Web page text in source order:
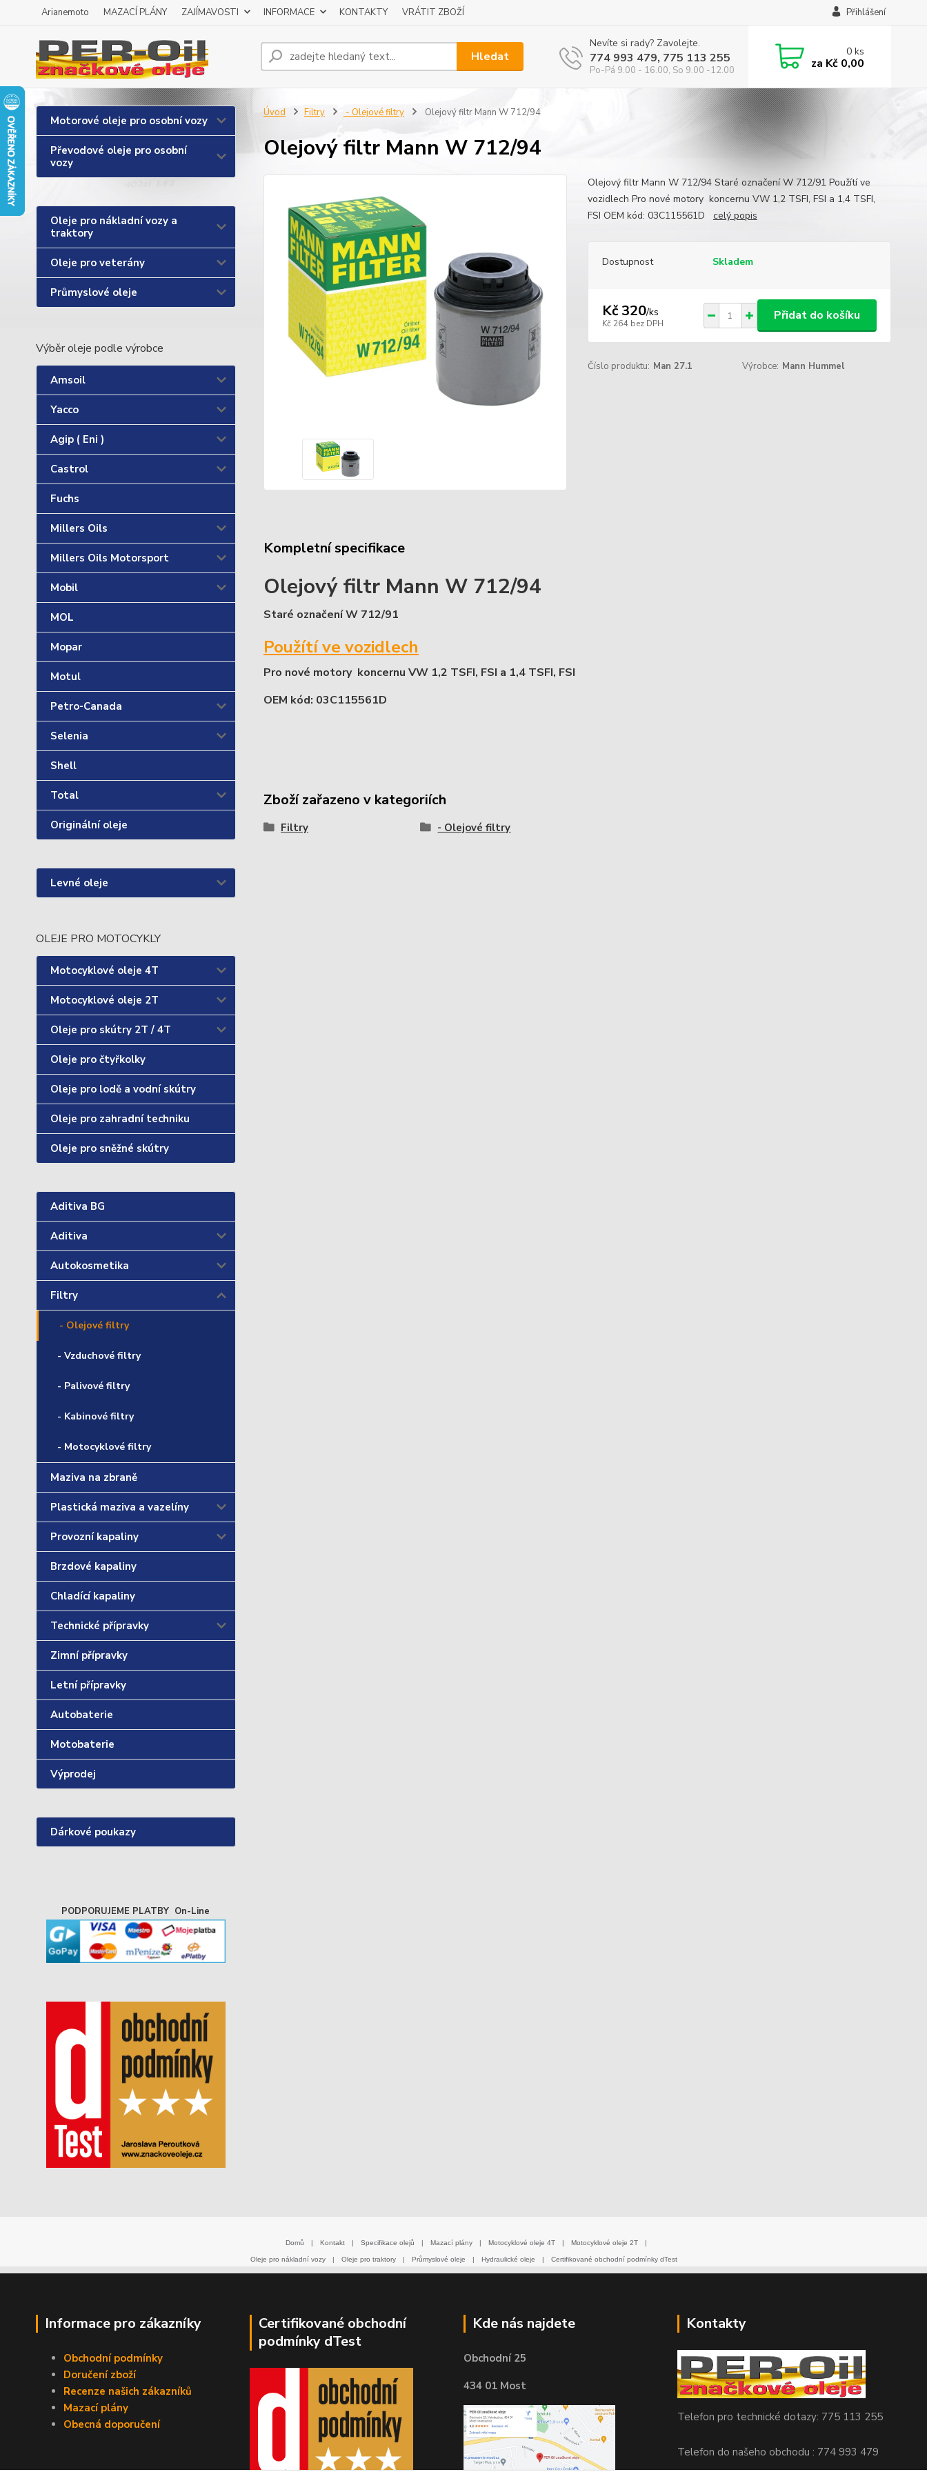
Arianemoto MAZACÍ PLÁNY ZAJÍMAVOSTI INFORMACE KONTAKTY VRÁTIT ZBOŽÍ Přihlášení
Hledat
Nevíte si rady? Zavolejte.
774 993 479, 775 113 255
Po-Pá 9.00 - 16.00, So 9.00 -12.00
0ks
za Kč 0,00
Motorové oleje pro osobní vozy
Převodové oleje pro osobní
vozy
Oleje pro nákladní vozy a
traktory
Oleje pro veterány
Průmyslové oleje
Výběr oleje podle výrobce
Amsoil
Yacco
Agip ( Eni )
Castrol
Fuchs
Millers Oils
Millers Oils Motorsport
Mobil
MOL
Mopar
Motul
Petro-Canada
Selenia
Shell
Total
Originální oleje
Levné oleje
OLEJE PRO MOTOCYKLY
Motocyklové oleje 4T
Motocyklové oleje 2T
Oleje pro skútry 2T / 4T
Oleje pro čtyřkolky
Oleje pro lodě a vodní skútry
Oleje pro zahradní techniku
Oleje pro sněžné skútry
Aditiva BG
Aditiva
Autokosmetika
Filtry
- Olejové filtry
- Vzduchové filtry
- Palivové filtry
- Kabinové filtry
- Motocyklové filtry
Maziva na zbraně
Plastická maziva a vazelíny
Provozní kapaliny
Brzdové kapaliny
Chladící kapaliny
Technické přípravky
Zimní přípravky
Letní přípravky
Autobaterie
Motobaterie
Výprodej
Dárkové poukazy
PODPORUJEME PLATBY On-Line
Úvod Filtry - Olejové filtry Olejový filtr Mann W 712/94
Olejový filtr Mann W 712/94
Olejový filtr Mann W 712/94 Staré označení W 712/91 Použítí ve
vozidlech Pro nové motory koncernu VW 1,2 TSFI, FSI a 1,4 TSFI,
FSI OEM kód: 03C115561D celý popis
Dostupnost Skladem
Kč 320/ks
Kč 264 bez DPH
Přidat do košíku
Číslo produktu: Man 27.1 Výrobce: Mann Hummel
Kompletní specifikace
Olejový filtr Mann W 712/94
Staré označení W 712/91
Použítí ve vozidlech
Pro nové motory koncernu VW 1,2 TSFI, FSI a 1,4 TSFI, FSI
OEM kód: 03C115561D
Zboží zařazeno v kategoriích
Filtry - Olejové filtry
Domů | Kontakt | Specifikace olejů | Mazací plány | Motocyklové oleje 4T | Motocyklové oleje 2T |
Oleje pro nákladní vozy | Oleje pro traktory | Průmyslové oleje | Hydraulické oleje | Certifikované obchodní podmínky dTest
Informace pro zákazníky
Obchodní podmínky
Doručení zboží
Recenze našich zákazníků
Mazací plány
Obecná doporučení
Certifikované obchodní
podmínky dTest
Kde nás najdete
Obchodní 25
434 01 Most
Kontakty
Telefon pro technické dotazy: 775 113 255
Telefon do našeho obchodu : 774 993 479